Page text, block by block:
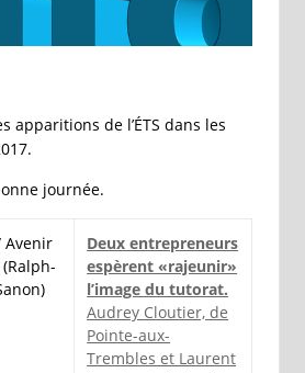
apparitions de l’ÉTS dans les
journée.
Avenir
(Ralph-
Deux entrepreneurs
espèrent «rajeunir»
l’image du tutorat.
Audrey Cloutier, de
Pointe-aux-
Trembles et Laurent